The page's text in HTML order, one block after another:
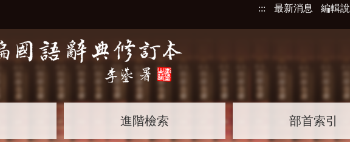
::: 最新消息 編輯
進階檢索 部首索引